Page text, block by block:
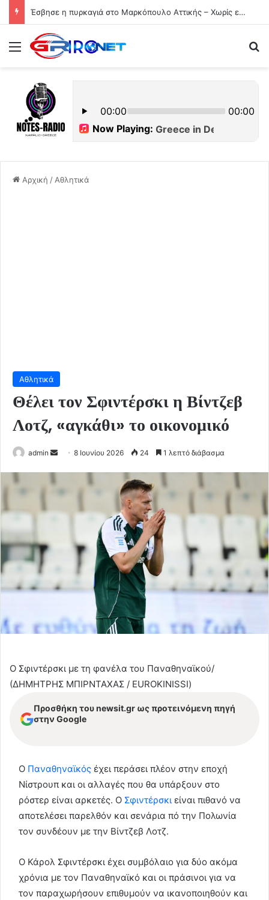
Έσβησε η πυρκαγιά στο Μαρκόπουλο Αττικής – Χωρίς ενεργό μέτωπο η φωτιά κοντά στη Θέρμη
Μενού
Αρχική /Αθλητικά
Αθλητικά
Θέλει τον Σφιντέρσκι η Βίντζεβ
Λοτζ, «αγκάθι» το οικονομικό
admin
Send8 Ιουνίου 2026 24 1 λεπτό διάβασμα
Ο Σφιντέρσκι με τη φανέλα του Παναθηναϊκού/
(ΔΗΜΗΤΡΗΣ ΜΠΙΡΝΤΑΧΑΣ / EUROKINISSI)
Προσθήκη του newsit.gr ως προτεινόμενη πηγή
στην Google
Ο Παναθηναϊκός έχει περάσει πλέον στην εποχή
Νίστρουπ και οι αλλαγές που θα υπάρξουν στο
ρόστερ είναι αρκετές. Ο Σφιντέρσκι είναι πιθανό να
αποτελέσει παρελθόν και σενάρια πό την Πολωνία
τον συνδέουν με την Βίντζεβ Λοτζ.
Ο Κάρολ Σφιντέρσκι έχει συμβόλαιο για δύο ακόμα
χρόνια με τον Παναθηναϊκό και οι πράσινοι για να
τον παραχωρήσουν επιθυμούν να ικανοποιηθούν και